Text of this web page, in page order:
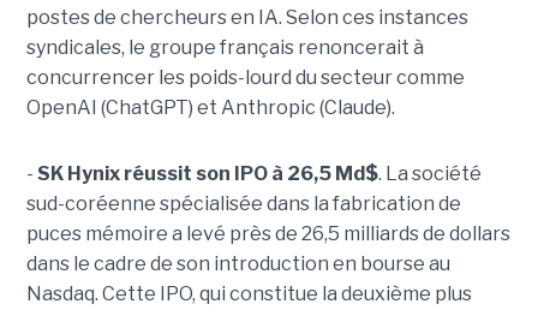
postes de chercheurs en IA. Selon ces instances
syndicales, le groupe français renoncerait à
concurrencer les poids-lourd du secteur comme
OpenAI (ChatGPT) et Anthropic (Claude).
- SK Hynix réussit son IPO à 26,5 Md$. La société
sud-coréenne spécialisée dans la fabrication de
puces mémoire a levé près de 26,5 milliards de dollars
dans le cadre de son introduction en bourse au
Nasdaq. Cette IPO, qui constitue la deuxième plus